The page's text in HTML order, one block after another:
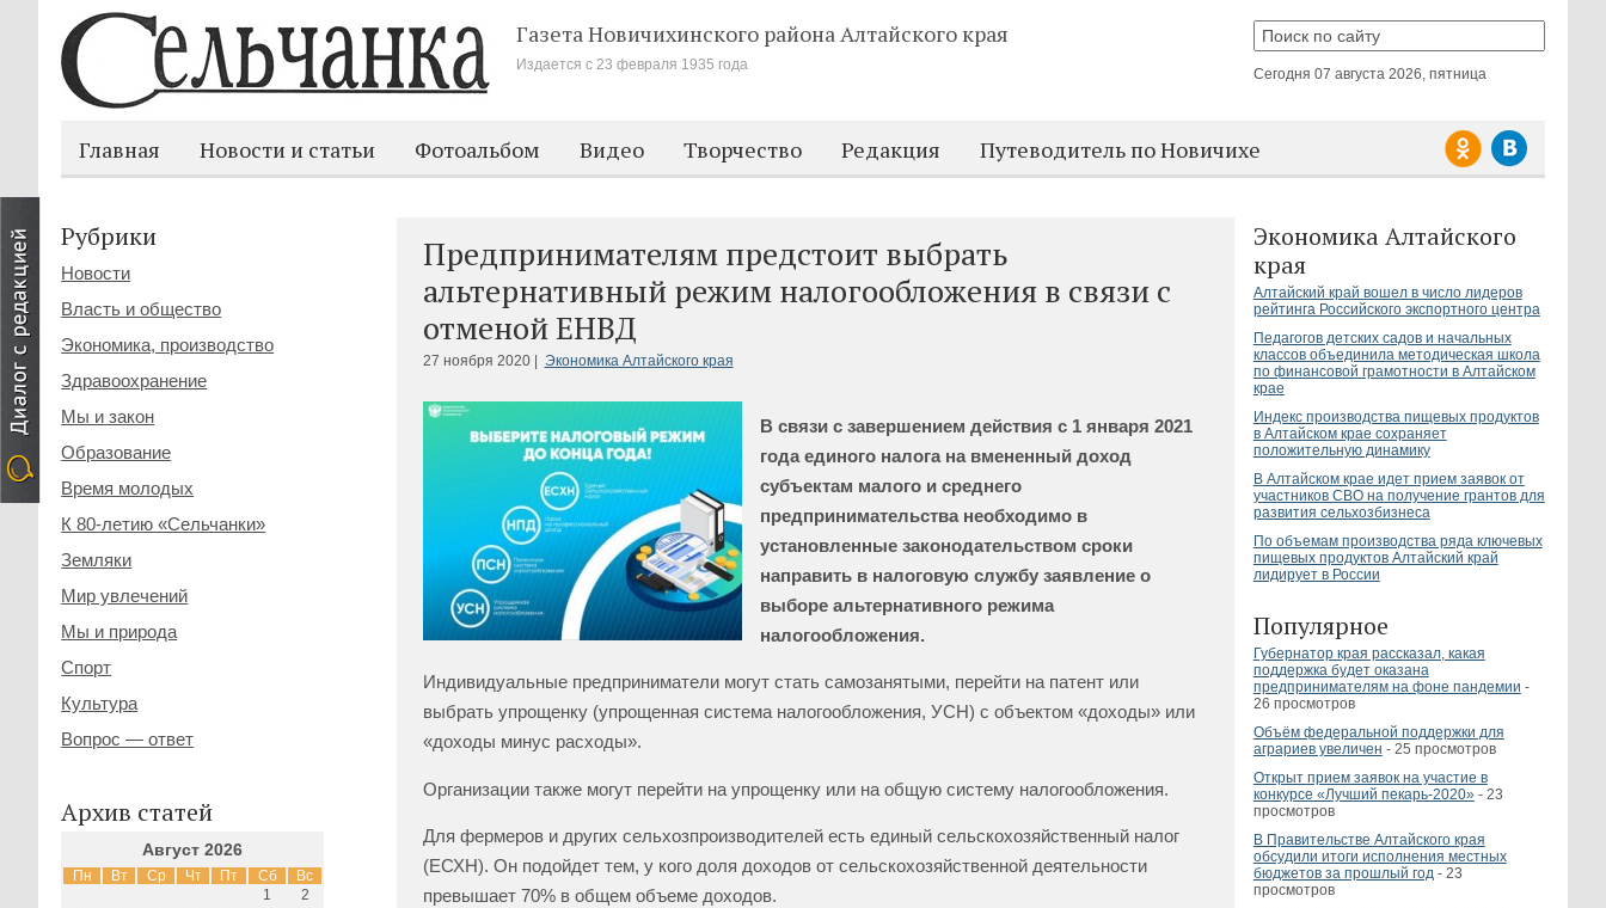
Газета Новичихинского районаАлтайского края
Издается с 23 февраля 1935 года
Сегодня 07 августа 2026, пятница
Главная Новости и статьи Фотоальбом Видео Творчество Редакция Путеводитель по Новичихе
Экономика Алтайского
края
Алтайский край вошел в число лидеров
рейтинга Российского экспортного центра
Педагогов детских садов и начальных
классов объединила методическая школа
по финансовой грамотности в Алтайском
крае
Индекс производства пищевых продуктов
в Алтайском крае сохраняет
положительную динамику
В Алтайском крае идет прием заявок от
участников СВО на получение грантов для
развития сельхозбизнеса
По объемам производства ряда ключевых
пищевых продуктов Алтайский край
лидирует в России
Популярное
Губернатор края рассказал, какая
поддержка будет оказана
предпринимателям на фоне пандемии -
26 просмотров
Объём федеральной поддержки для
аграриев увеличен - 25 просмотров
Открыт прием заявок на участие в
конкурсе «Лучший пекарь-2020»- 23
просмотров
В Правительстве Алтайского края
обсудили итоги исполнения местных
бюджетов за прошлый год- 23
просмотров
Предпринимателям предстоит выбрать
альтернативный режим налогообложения в связи с
отменой ЕНВД
27 ноября 2020 | Экономика Алтайского края
В связи с завершением действия с 1 января 2021
года единого налога на вмененный доход
субъектам малого и среднего
предпринимательства необходимо в
установленные законодательством сроки
направить в налоговую службу заявление о
выборе альтернативного режима
налогообложения.
Индивидуальные предприниматели могут стать самозанятыми, перейти на патент или
выбрать упрощенку (упрощенная система налогообложения, УСН) с объектом «доходы» или
«доходы минус расходы».
Организации также могут перейти на упрощенку или на общую систему налогообложения.
Для фермеров и других сельхозпроизводителей есть единый сельскохозяйственный налог
(ЕСХН). Он подойдет тем, у кого доля доходов от сельскохозяйственной деятельности
превышает 70% в общем объеме доходов.
Рубрики
Новости
Власть и общество
Экономика, производство
Здравоохранение
Мы и закон
Образование
Время молодых
К 80-летию «Сельчанки»
Земляки
Мир увлечений
Мы и природа
Спорт
Культура
Вопрос — ответ
Архив статей
Август 2026
Пн Вт Ср Чт Пт Сб Вс
1
2